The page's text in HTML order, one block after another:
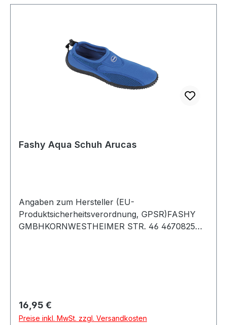
Fashy Aqua Schuh Arucas
Angaben zum Hersteller (EU-
Produktsicherheitsverordnung, GPSR)FASHY
GMBHKORNWESTHEIMER STR. 46 4670825
Regulärer Preis:
16,95 €
Preise inkl. MwSt. zzgl. Versandkosten